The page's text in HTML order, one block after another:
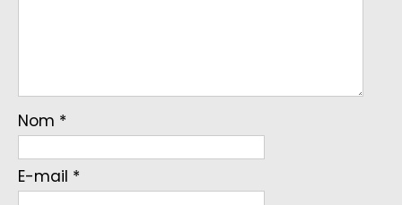
Nom *
E-mail *